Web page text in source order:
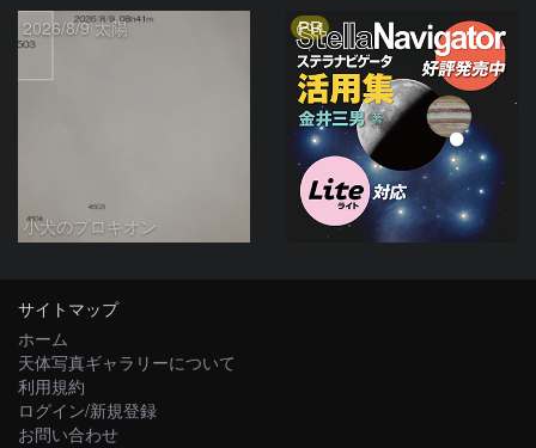
2026/8/9 太陽
小犬のプロキオン
PR
サイトマップ
ホーム
天体写真ギャラリーについて
利用規約
ログイン/新規登録
お問い合わせ